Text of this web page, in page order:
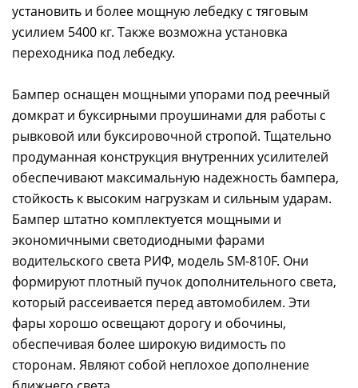
установить и более мощную лебедку с тяговым
усилием 5400 кг. Также возможна установка
переходника под лебедку.
Бампер оснащен мощными упорами под реечный
домкрат и буксирными проушинами для работы с
рывковой или буксировочной стропой. Тщательно
продуманная конструкция внутренних усилителей
обеспечивают максимальную надежность бампера,
стойкость к высоким нагрузкам и сильным ударам.
Бампер штатно комплектуется мощными и
экономичными светодиодными фарами
водительского света РИФ, модель SM-810F. Они
формируют плотный пучок дополнительного света,
который рассеивается перед автомобилем. Эти
фары хорошо освещают дорогу и обочины,
обеспечивая более широкую видимость по
сторонам. Являют собой неплохое дополнение